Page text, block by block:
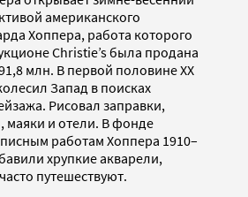
американского
Хоппера, работа которого
Christie’s была продана
млн. В первой половине XX
Запад в поисках
Рисовал заправки,
маяки и отели. В фонде
работам Хоппера 1910–
хрупкие акварели,
путешествуют.